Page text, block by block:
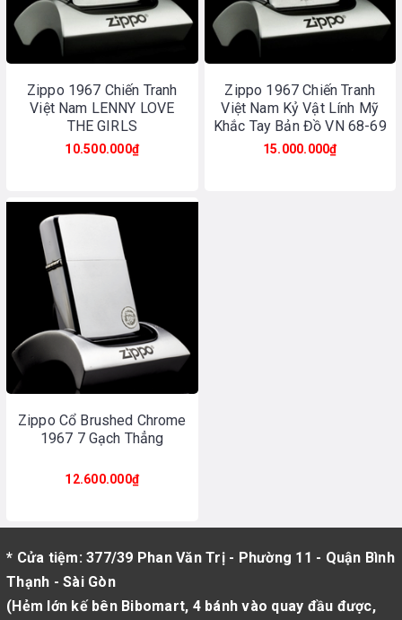
Zippo 1967 Chiến Tranh
Việt Nam LENNY LOVE
THE GIRLS
10.500.000₫
Zippo 1967 Chiến Tranh
Việt Nam Kỷ Vật Lính Mỹ
Khắc Tay Bản Đồ VN 68-69
15.000.000₫
Zippo Cổ Brushed Chrome
1967 7 Gạch Thẳng
12.600.000₫
* Cửa tiệm: 377/39 Phan Văn Trị - Phường 11 - Quận Bình
Thạnh - Sài Gòn
(Hẻm lớn kế bên Bibomart, 4 bánh vào quay đầu được,